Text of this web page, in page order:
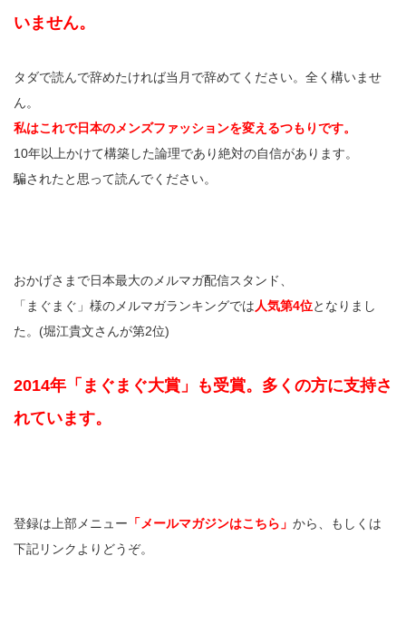
いません。
タダで読んで辞めたければ当月で辞めてください。全く構いませ
ん。
私はこれで日本のメンズファッションを変えるつもりです。
10年以上かけて構築した論理であり絶対の自信があります。
騙されたと思って読んでください。
おかげさまで日本最大のメルマガ配信スタンド、
「まぐまぐ」様のメルマガランキングでは 人気第4位となりまし
た。(堀江貴文さんが第2位)
2014年「まぐまぐ大賞」も受賞。多くの方に支持さ
れています。
登録は上部メニュー 「メールマガジンはこちら」 から、もしくは
下記リンクよりどうぞ。